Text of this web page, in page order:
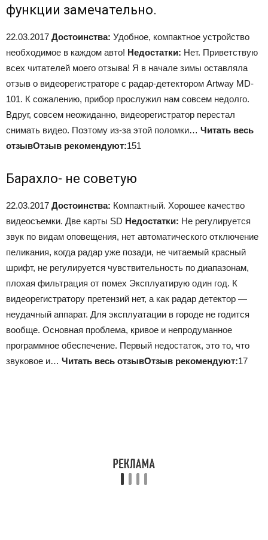
функции замечательно.
22.03.2017 Достоинства: Удобное, компактное устройство
необходимое в каждом авто! Недостатки: Нет. Приветствую
всех читателей моего отзыва! Я в начале зимы оставляла
отзыв о видеорегистраторе с радар-детектором Artway MD-
101. К сожалению, прибор прослужил нам совсем недолго.
Вдруг, совсем неожиданно, видеорегистратор перестал
снимать видео. Поэтому из-за этой поломки… Читать весь
отзывОтзыв рекомендуют:151
Барахло- не советую
22.03.2017 Достоинства: Компактный. Хорошее качество
видеосъемки. Две карты SD Недостатки: Не регулируется
звук по видам оповещения, нет автоматического отключение
пеликания, когда радар уже позади, не читаемый красный
шрифт, не регулируется чувствительность по диапазонам,
плохая фильтрация от помех Эксплуатирую один год. К
видеорегистратору претензий нет, а как радар детектор —
неудачный аппарат. Для эксплуатации в городе не годится
вообще. Основная проблема, кривое и непродуманное
программное обеспечение. Первый недостаток, это то, что
звуковое и… Читать весь отзывОтзыв рекомендуют:17